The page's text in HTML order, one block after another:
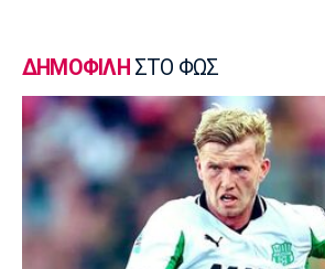
Σκωτία: «Δύο στα δύο» η Σεντ
νίκη για Νταντί
22:40
Επικαιρότητα
Τραγωδία στην Πάρο: Παιδί 4
σε πισίνα
22:25
Super League 1
ΔΗΜΟΦΙΛΗ ΣΤΟ ΦΩΣ